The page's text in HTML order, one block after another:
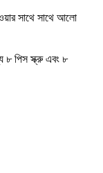
সাথে সাথে আলো
৮ পিস স্ক্রু এবং ৮